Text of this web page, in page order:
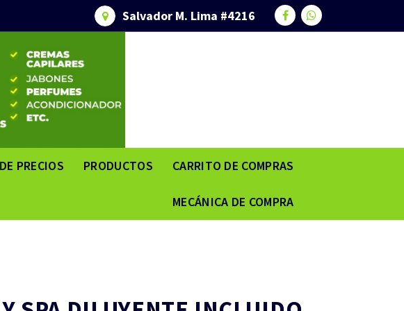
Salvador M. Lima #4216
PRECIOS PRODUCTOS CARRITO DE COMPRAS
MECÁNICA DE COMPRA